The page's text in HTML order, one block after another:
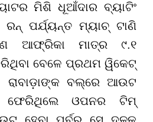
ମିଶି ଧୂଆଁଦାର ବ୍ୟାଟିଂ
ରନ୍ ପର୍ଯ୍ୟନ୍ତ ମ୍ୟାଚ୍ ଟାଣି
ଆଫ୍ରିକା ମାତ୍ର ୯.୧
ବେଳେ ପ୍ରଥମ ୱିକେଟ୍
ରାବାଡ଼ାଙ୍କ ବଲ୍ରେ ଆଉଟ
ଫେରିଥିଲେ ଓପନର ଟିମ୍